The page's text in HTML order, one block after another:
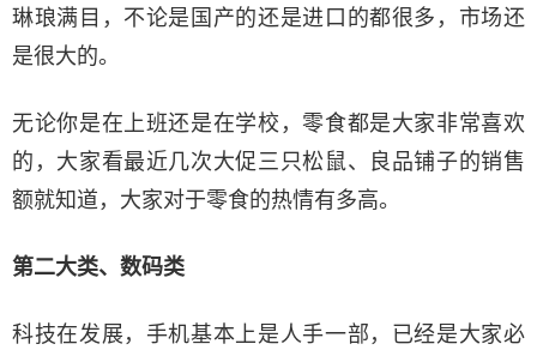
琳琅满目，不论是国产的还是进口的都很多，市场还
是很大的。
无论你是在上班还是在学校，零食都是大家非常喜欢
的，大家看最近几次大促三只松鼠、良品铺子的销售
额就知道，大家对于零食的热情有多高。
第二大类、数码类
科技在发展，手机基本上是人手一部，已经是大家必